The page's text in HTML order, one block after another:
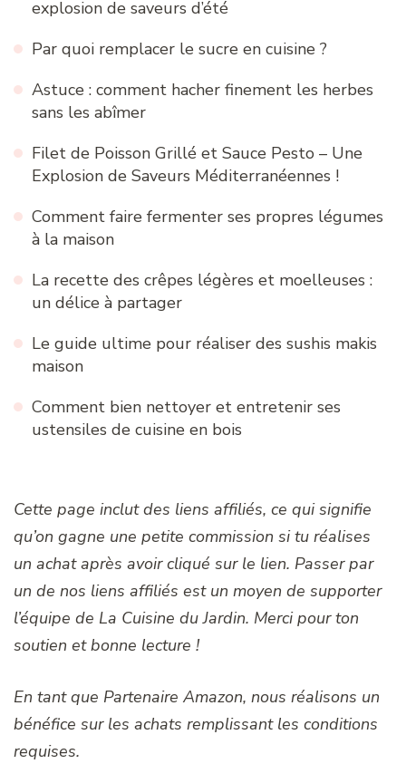
explosion de saveurs d’été
Par quoi remplacer le sucre en cuisine ?
Astuce : comment hacher finement les herbes
sans les abîmer
Filet de Poisson Grillé et Sauce Pesto – Une
Explosion de Saveurs Méditerranéennes !
Comment faire fermenter ses propres légumes
à la maison
La recette des crêpes légères et moelleuses :
un délice à partager
Le guide ultime pour réaliser des sushis makis
maison
Comment bien nettoyer et entretenir ses
ustensiles de cuisine en bois
Cette page inclut des liens affiliés, ce qui signifie
qu’on gagne une petite commission si tu réalises
un achat après avoir cliqué sur le lien. Passer par
un de nos liens affiliés est un moyen de supporter
l’équipe de La Cuisine du Jardin. Merci pour ton
soutien et bonne lecture !
En tant que Partenaire Amazon, nous réalisons un
bénéfice sur les achats remplissant les conditions
requises.